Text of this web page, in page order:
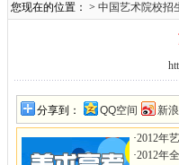
您现在的位置： > 中国艺术院校招
分享到： QQ空间 新
·2012年
·2012年